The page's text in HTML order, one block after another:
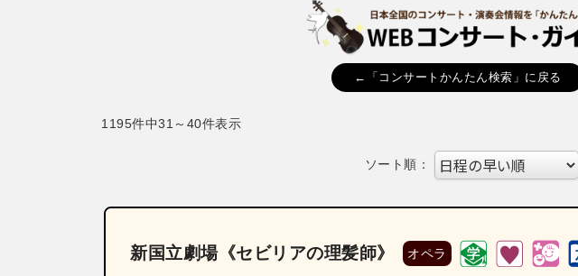
←「コンサートかんたん検索」に戻る
1195件中31～40件表示
ソート順：
新国立劇場《セビリアの理髪師》 オペラ